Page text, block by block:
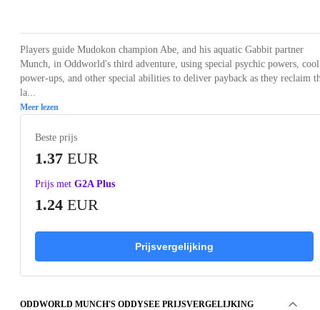
Players guide Mudokon champion Abe, and his aquatic Gabbit partner
Munch, in Oddworld's third adventure, using special psychic powers, cool
power-ups, and other special abilities to deliver payback as they reclaim
la...
Meer lezen
Beste prijs
1.37 EUR
Prijs met G2A Plus
1.24 EUR
Prijsvergelijking
ODDWORLD MUNCH'S ODDYSEE PRIJSVERGELIJKING